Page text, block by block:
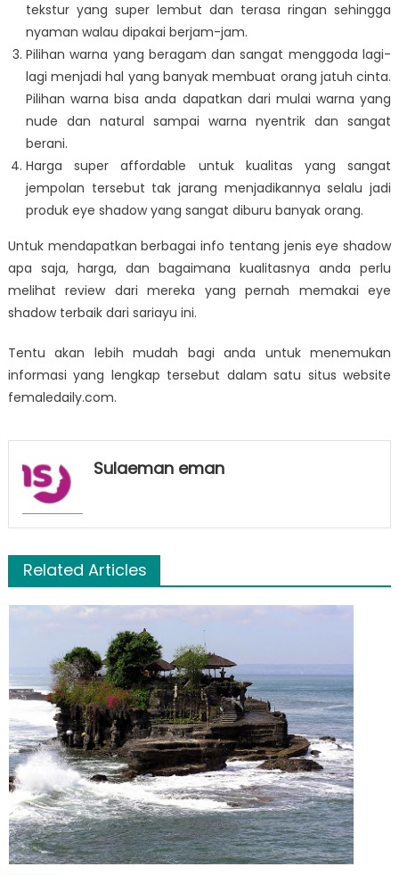
tekstur yang super lembut dan terasa ringan sehingga
nyaman walau dipakai berjam-jam.
Pilihan warna yang beragam dan sangat menggoda lagi-
lagi menjadi hal yang banyak membuat orang jatuh cinta.
Pilihan warna bisa anda dapatkan dari mulai warna yang
nude dan natural sampai warna nyentrik dan sangat
berani.
Harga super affordable untuk kualitas yang sangat
jempolan tersebut tak jarang menjadikannya selalu jadi
produk eye shadow yang sangat diburu banyak orang.
Untuk mendapatkan berbagai info tentang jenis eye shadow
apa saja, harga, dan bagaimana kualitasnya anda perlu
melihat review dari mereka yang pernah memakai eye
shadow terbaik dari sariayu ini.
Tentu akan lebih mudah bagi anda untuk menemukan
informasi yang lengkap tersebut dalam satu situs website
femaledaily.com.
Sulaeman eman
Related Articles